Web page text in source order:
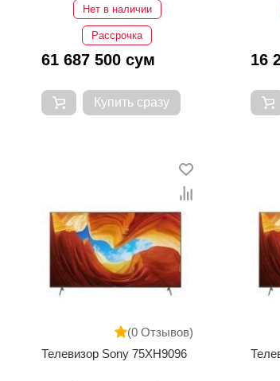
Нет в наличии
Рассрочка
61 687 500 сум
Купить сразу
16
(0 Отзывов)
Телевизор Sony 75XH9096